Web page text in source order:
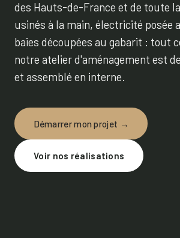
des Hauts-de-France et de toute
usinés à la main, électricité posée
baies découpées au gabarit : tout
notre atelier d'aménagement est
et assemblé en interne.
Démarrer mon projet
Voir nos réalisations